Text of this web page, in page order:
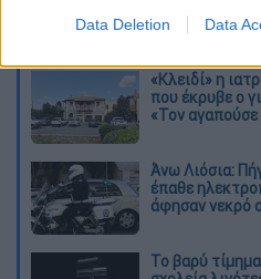
Data Deletion Data
έδιωχνε
«Κλειδί» η
που έκρυβε ο
«Τον
Άνω Λιόσια:
έπαθε
άφησαν νεκρό
Το βαρύ